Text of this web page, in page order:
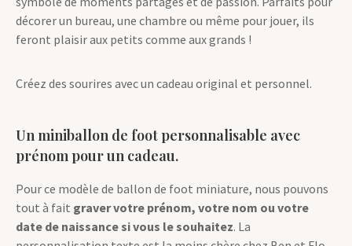
décorer un bureau, une chambre ou même pour jouer, ils
feront plaisir aux petits comme aux grands !
Créez des sourires avec un cadeau original et personnel.
Un miniballon de foot personnalisable avec
prénom pour un cadeau.
Pour ce modèle de ballon de foot miniature, nous pouvons
tout à fait graver votre prénom, votre nom ou votre
date de naissance si vous le souhaitez. La